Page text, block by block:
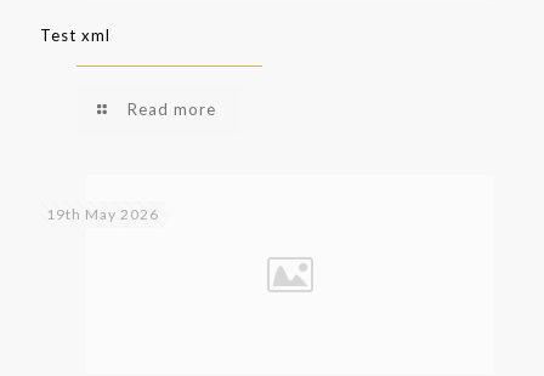
Test xml
Read more
19th May 2026